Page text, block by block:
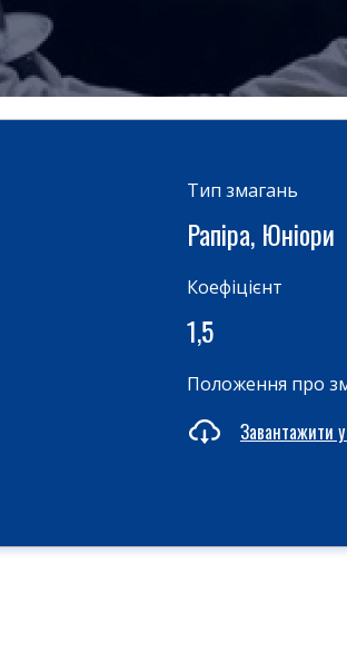
Тип змагань
Рапіра, Юніори
Коефіцієнт
1,5
Положення про
Завантажити